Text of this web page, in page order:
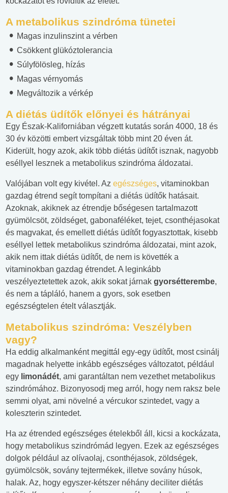
A metabolikus szindróma tünetei
Magas inzulinszint a vérben
Csökkent glükóztolerancia
Súlyfölösleg, hízás
Magas vérnyomás
Megváltozik a vérkép
A diétás üdítők előnyei és hátrányai
Egy Észak-Kaliforniában végzett kutatás során 4000, 18 és
30 év közötti embert vizsgáltak több mint 20 éven át.
Kiderült, hogy azok, akik több diétás üdítőt isznak, nagyobb
eséllyel lesznek a metabolikus szindróma áldozatai.
Valójában volt egy kivétel. Az egészséges, vitaminokban
gazdag étrend segít tompítani a diétás üdítők hatásait.
Azoknak, akiknek az étrendje bőségesen tartalmazott
gyümölcsöt, zöldséget, gabonaféléket, tejet, csonthéjasokat
és magvakat, és emellett diétás üdítőt fogyasztottak, kisebb
eséllyel lettek metabolikus szindróma áldozatai, mint azok,
akik nem ittak diétás üdítőt, de nem is követték a
vitaminokban gazdag étrendet. A leginkább
veszélyeztetettek azok, akik sokat járnak gyorsétterembe,
és nem a tápláló, hanem a gyors, sok esetben
egészségtelen ételt választják.
Metabolikus szindróma: Veszélyben
vagy?
Ha eddig alkalmanként megittál egy-egy üdítőt, most csinálj
magadnak helyette inkább egészséges változatot, például
egy limonádét, ami garantáltan nem vezethet metabolikus
szindrómához. Bizonyosodj meg arról, hogy nem raksz bele
semmi olyat, ami növelné a vércukor szintedet, vagy a
koleszterin szintedet.
Ha az étrended egészséges ételekből áll, kicsi a kockázata,
hogy metabolikus szindrómád legyen. Ezek az egészséges
dolgok például az olívaolaj, csonthéjasok, zöldségek,
gyümölcsök, sovány tejtermékek, illetve sovány húsok,
halak. Az, hogy egyszer-kétszer néhány deciliter diétás